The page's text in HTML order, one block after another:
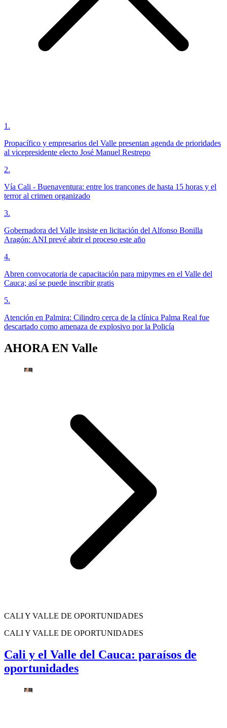
1 .
Propacífico y empresarios del Valle presentan agenda de prioridades
al vicepresidente electo José Manuel Restrepo
2.
Vía Cali - Buenaventura: entre los trancones de hasta 15 horas y el
terror al crimen organizado
3.
Gobernadora del Valle insiste en licitación del Alfonso Bonilla
Aragón: ANI prevé abrir el proceso este año
4.
Abren convocatoria de capacitación para mipymes en el Valle del
Cauca; así se puede inscribir gratis
5.
Atención en Palmira: Cilindro cerca de la clínica Palma Real fue
descartado como amenaza de explosivo por la Policía
AHORA EN Valle
CALI Y VALLE DE OPORTUNIDADES
CALI Y VALLE DE OPORTUNIDADES
Cali y el Valle del Cauca: paraísos de
oportunidades